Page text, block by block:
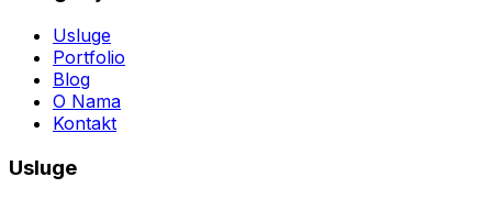
Usluge
Portfolio
Blog
O Nama
Kontakt
Usluge